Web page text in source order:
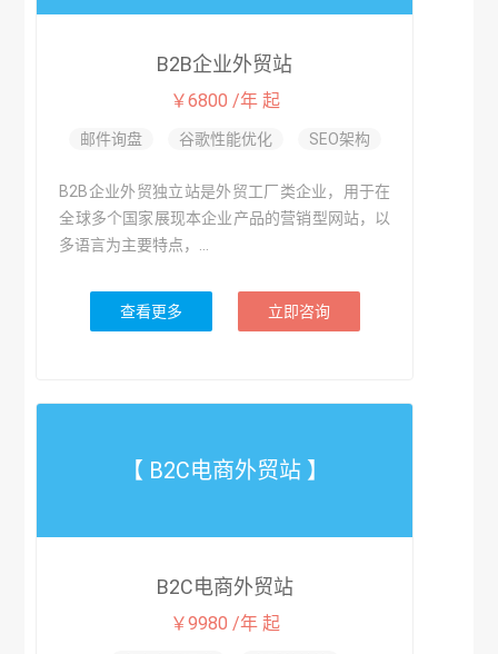
B2B企业外贸站
￥6800 /年 起
邮件询盘 谷歌性能优化 SEO架构
B2B企业外贸独立站是外贸工厂类企业，用于在
全球多个国家展现本企业产品的营销型网站，以
多语言为主要特点，...
查看更多 立即咨询
【 B2C电商外贸站 】
B2C电商外贸站
￥9980 /年 起